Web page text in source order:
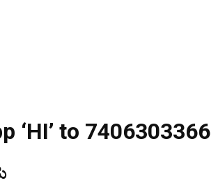
‘HI’ to 7406303366